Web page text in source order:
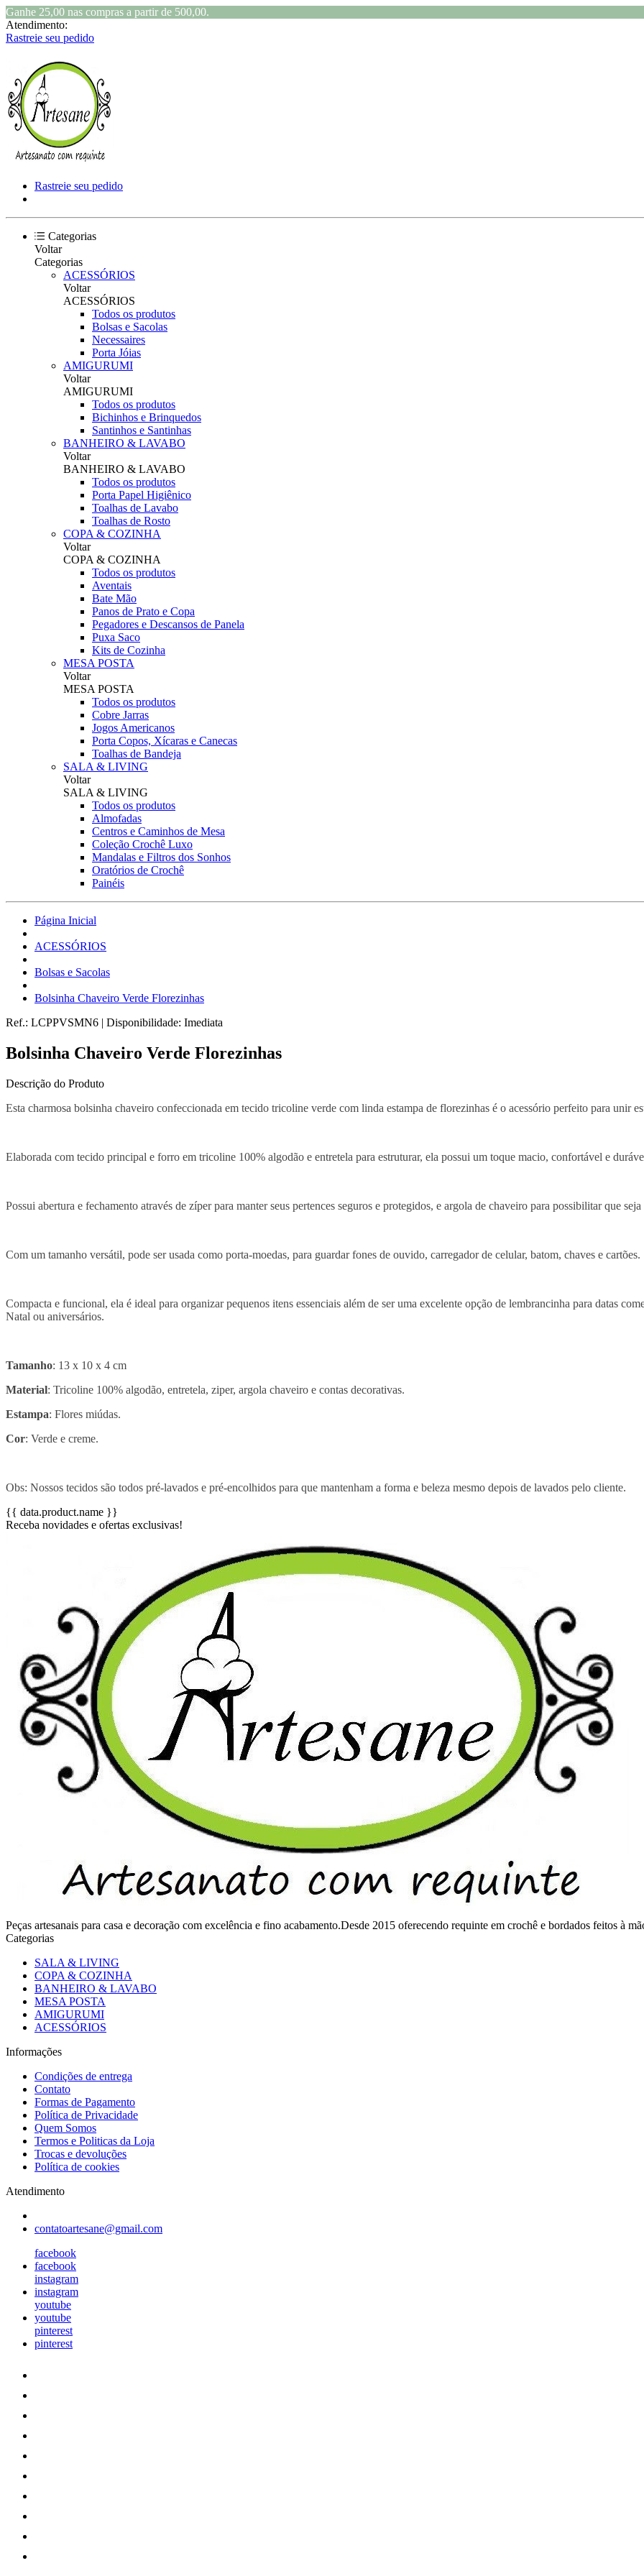
Ganhe 25,00 nas compras a partir de 500,00.
Atendimento:
Rastreie seu pedido
Rastreie seu pedido
Categorias
Voltar
Categorias
ACESSÓRIOS
Voltar
ACESSÓRIOS
Todos os produtos
Bolsas e Sacolas
Necessaires
Porta Jóias
AMIGURUMI
Voltar
AMIGURUMI
Todos os produtos
Bichinhos e Brinquedos
Santinhos e Santinhas
BANHEIRO & LAVABO
Voltar
BANHEIRO & LAVABO
Todos os produtos
Porta Papel Higiênico
Toalhas de Lavabo
Toalhas de Rosto
COPA & COZINHA
Voltar
COPA & COZINHA
Todos os produtos
Aventais
Bate Mão
Panos de Prato e Copa
Pegadores e Descansos de Panela
Puxa Saco
Kits de Cozinha
MESA POSTA
Voltar
MESA POSTA
Todos os produtos
Cobre Jarras
Jogos Americanos
Porta Copos, Xícaras e Canecas
Toalhas de Bandeja
SALA & LIVING
Voltar
SALA & LIVING
Todos os produtos
Almofadas
Centros e Caminhos de Mesa
Coleção Crochê Luxo
Mandalas e Filtros dos Sonhos
Oratórios de Crochê
Painéis
Página Inicial
ACESSÓRIOS
Bolsas e Sacolas
Bolsinha Chaveiro Verde Florezinhas
Ref.: LCPPVSMN6 | Disponibilidade: Imediata
Bolsinha Chaveiro Verde Florezinhas
Descrição do Produto
Esta charmosa bolsinha chaveiro confeccionada em tecido tricoline verde com linda estampa de florezinhas é o acessório perfeito para unir
Elaborada com tecido principal e forro em tricoline 100% algodão e entretela para estruturar, ela possui um toque macio, confortável e
Possui abertura e fechamento através de zíper para manter seus pertences seguros e protegidos, e argola de chaveiro para possibilitar que
Com um tamanho versátil, pode ser usada como porta-moedas, para guardar fones de ouvido, carregador de celular, batom, chaves e cartões.
Compacta e funcional, ela é ideal para organizar pequenos itens essenciais além de ser uma excelente opção de lembrancinha para datas
Natal ou aniversários.
Tamanho: 13 x 10 x 4 cm
Material: Tricoline 100% algodão, entretela, ziper, argola chaveiro e contas decorativas.
Estampa: Flores miúdas.
Cor: Verde e creme.
Obs: Nossos tecidos são todos pré-lavados e pré-encolhidos para que mantenham a forma e beleza mesmo depois de lavados pelo cliente.
{{ data.product.name }}
Receba novidades e ofertas exclusivas!
Peças artesanais para casa e decoração com excelência e fino acabamento.Desde 2015 oferecendo requinte em crochê e bordados feitos à
Categorias
SALA & LIVING
COPA & COZINHA
BANHEIRO & LAVABO
MESA POSTA
AMIGURUMI
ACESSÓRIOS
Informações
Condições de entrega
Contato
Formas de Pagamento
Política de Privacidade
Quem Somos
Termos e Politicas da Loja
Trocas e devoluções
Política de cookies
Atendimento
contatoartesane@gmail.com
facebook
facebook
instagram
instagram
youtube
youtube
pinterest
pinterest